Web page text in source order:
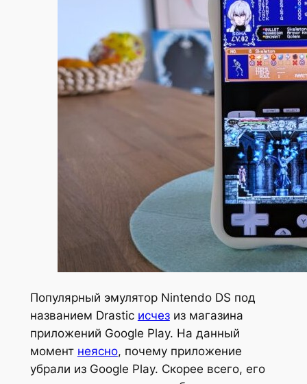
Популярный эмулятор Nintendo DS под
названием Drastic исчезиз магазина
приложений Google Play. На данный
момент неясно, почему приложение
убрали из Google Play. Скорее всего, его